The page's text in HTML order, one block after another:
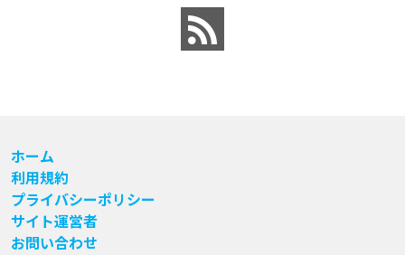
ホーム
利用規約
プライバシーポリシー
サイト運営者
お問い合わせ